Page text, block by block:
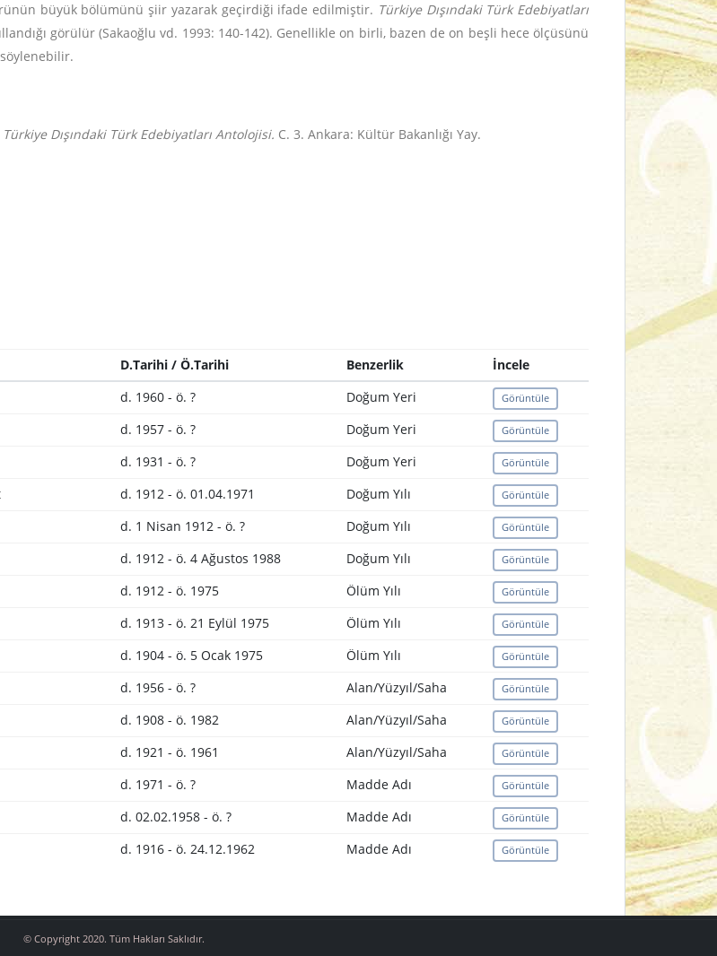
büyük bölümünü şiir yazarak geçirdiği ifade edilmiştir. Türkiye Dışındaki Türk Edebiyatları
görülür (Sakaoğlu vd. 1993: 140-142). Genellikle on birli, bazen de on beşli hece ölçüsünü
Türkiye Dışındaki Türk Edebiyatları Antolojisi. C. 3. Ankara: Kültür Bakanlığı Yay.
D.Tarihi / Ö.Tarihi Benzerlik
İncele
d. 1960 - ö. ? Doğum Yeri Görüntüle
d. 1957 - ö. ? Doğum Yeri Görüntüle
d. 1931 - ö. ? Doğum Yeri Görüntüle
d. 1912 - ö. 01.04.1971 Doğum Yılı Görüntüle
d. 1 Nisan 1912 - ö. ? Doğum Yılı Görüntüle
d. 1912 - ö. 4 Ağustos 1988 Doğum Yılı Görüntüle
d. 1912 - ö. 1975 Ölüm Yılı Görüntüle
d. 1913 - ö. 21 Eylül 1975 Ölüm Yılı Görüntüle
d. 1904 - ö. 5 Ocak 1975 Ölüm Yılı Görüntüle
d. 1956 - ö. ? Alan/Yüzyıl/Saha Görüntüle
d. 1908 - ö. 1982 Alan/Yüzyıl/Saha Görüntüle
d. 1921 - ö. 1961 Alan/Yüzyıl/Saha Görüntüle
d. 1971 - ö. ? Madde Adı Görüntüle
d. 02.02.1958 - ö. ? Madde Adı Görüntüle
d. 1916 - ö. 24.12.1962 Madde Adı Görüntüle
© Copyright 2020. Tüm Hakları Saklıdır.